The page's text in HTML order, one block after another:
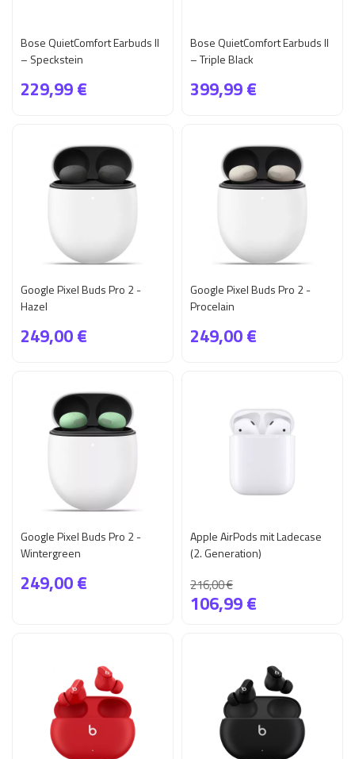
Bose QuietComfort Earbuds II
– Speckstein
229,99 €
Bose QuietComfort Earbuds II
– Triple Black
399,99 €
Google Pixel Buds Pro 2 -
Hazel
249,00 €
Google Pixel Buds Pro 2 -
Procelain
249,00 €
Google Pixel Buds Pro 2 -
Wintergreen
249,00 €
Apple AirPods mit Ladecase
(2. Generation)
106,99 €
216,00 €